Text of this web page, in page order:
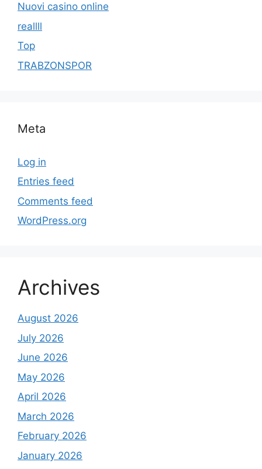
Nuovi casino online
reallll
Top
TRABZONSPOR
Meta
Log in
Entries feed
Comments feed
WordPress.org
Archives
August 2026
July 2026
June 2026
May 2026
April 2026
March 2026
February 2026
January 2026